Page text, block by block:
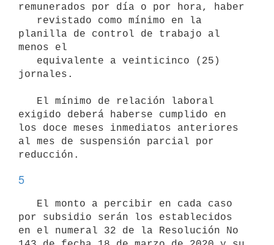
remunerados por día o por hora, haber
planilla de control de trabajo al
menos el
jornales.
exigido deberá haberse cumplido en
los doce meses inmediatos anteriores
al mes de suspensión parcial por
5
por subsidio serán los establecidos
en el numeral 32 de la Resolución No